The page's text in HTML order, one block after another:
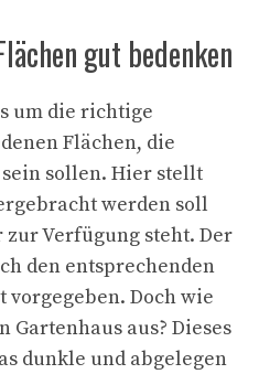
gut bedenken
um die richtige
Flächen, die
sollen. Hier stellt
werden soll
Verfügung steht. Der
den entsprechenden
vorgegeben. Doch wie
Gartenhaus aus? Dieses
dunkle und abgelegen